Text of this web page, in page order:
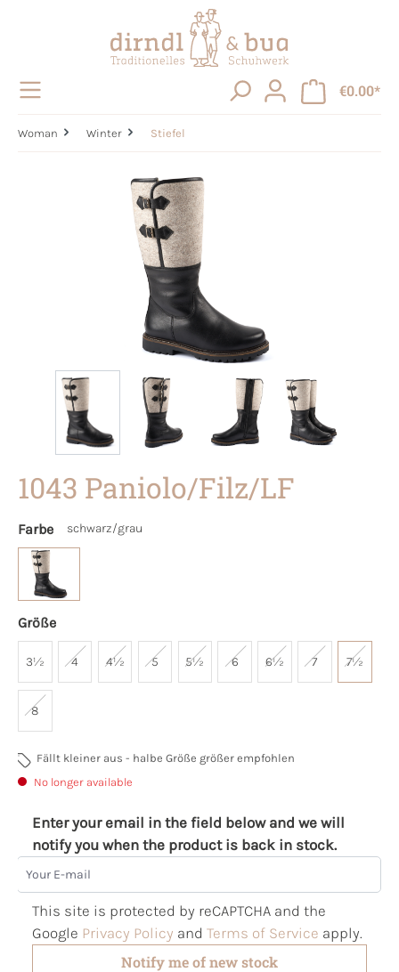
€0.00*
Woman Winter Stiefel
Skip image gallery
1043 Paniolo/Filz/LF
Farbe schwarz/grau
Größe
3½ 4 4½ 5 5½ 6 6½ 7 7½
8
Fällt kleiner aus - halbe Größe größer empfohlen
No longer available
Enter your email in the field below and we will
notify you when the product is back in stock.
Your E-mail
This site is protected by reCAPTCHA and the
Google Privacy Policy and Terms of Service apply.
Notify me of new stock